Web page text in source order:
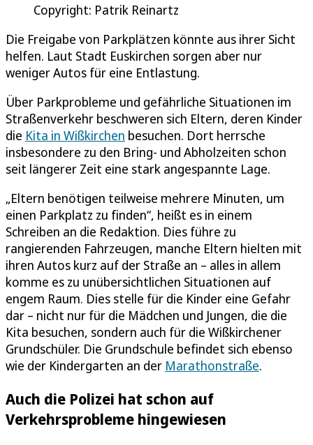
Copyright: Patrik Reinartz
Die Freigabe von Parkplätzen könnte aus ihrer Sicht
helfen. Laut Stadt Euskirchen sorgen aber nur
weniger Autos für eine Entlastung.
Über Parkprobleme und gefährliche Situationen im
Straßenverkehr beschweren sich Eltern, deren Kinder
die Kita in Wißkirchen besuchen. Dort herrsche
insbesondere zu den Bring- und Abholzeiten schon
seit längerer Zeit eine stark angespannte Lage.
„Eltern benötigen teilweise mehrere Minuten, um
einen Parkplatz zu finden“, heißt es in einem
Schreiben an die Redaktion. Dies führe zu
rangierenden Fahrzeugen, manche Eltern hielten mit
ihren Autos kurz auf der Straße an – alles in allem
komme es zu unübersichtlichen Situationen auf
engem Raum. Dies stelle für die Kinder eine Gefahr
dar – nicht nur für die Mädchen und Jungen, die die
Kita besuchen, sondern auch für die Wißkirchener
Grundschüler. Die Grundschule befindet sich ebenso
wie der Kindergarten an der Marathonstraße.
Auch die Polizei hat schon auf
Verkehrsprobleme hingewiesen